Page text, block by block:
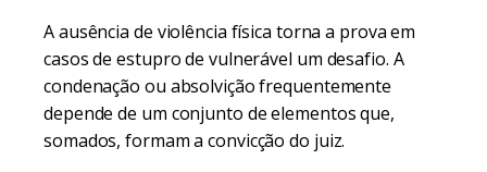
A ausência de violência física torna a prova em
casos de estupro de vulnerável um desafio. A
condenação ou absolvição frequentemente
depende de um conjunto de elementos que,
somados, formam a convicção do juiz.